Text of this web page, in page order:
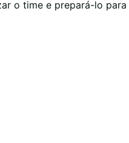
o time e prepará-lo para